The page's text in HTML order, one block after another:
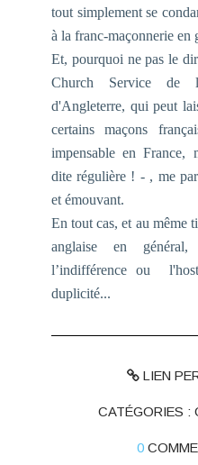
tout simplement se
à la franc-maçonnerie en
Et, pourquoi ne pas le
Church Servicede la
d'Angleterre, qui peut
certains maçons
impensable en France,
dite régulière ! - , me
et émouvant.
En tout cas, et au même
anglaise en
l’indifférence ou
duplicité...
LIEN
CATÉGORIES :
0